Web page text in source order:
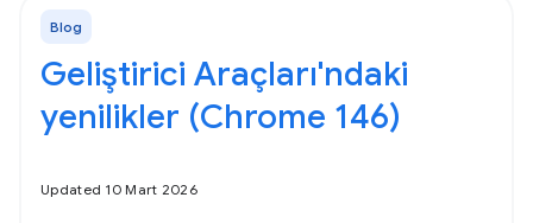
Blog
Geliştirici Araçları'ndaki
yenilikler (Chrome 146)
Updated 10 Mart 2026